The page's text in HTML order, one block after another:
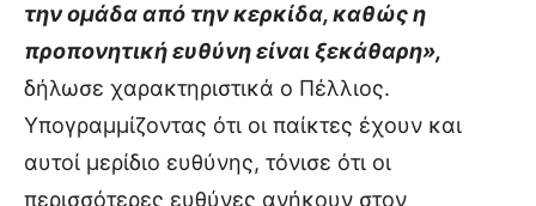
την ομάδα από την κερκίδα, καθώς η
προπονητική ευθύνη είναι ξεκάθαρη»,
δήλωσε χαρακτηριστικά ο Πέλλιος.
Υπογραμμίζοντας ότι οι παίκτες έχουν και
αυτοί μερίδιο ευθύνης, τόνισε ότι οι
περισσότερες ευθύνες ανήκουν στον